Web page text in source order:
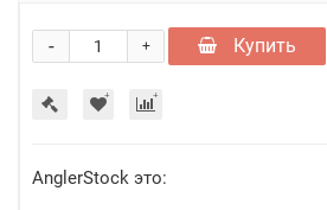
+
- Купить
AnglerStock это: